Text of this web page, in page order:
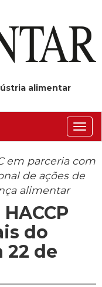
alimentar
em parceria com
de ações de
alimentar
do
22 de